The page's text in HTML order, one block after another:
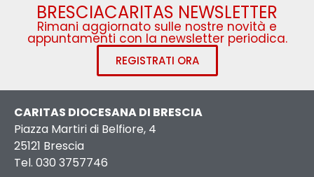
BRESCIACARITAS NEWSLETTER
Rimani aggiornato sulle nostre novità e
appuntamenti con la newsletter periodica.
REGISTRATI ORA
CARITAS DIOCESANA DI BRESCIA
Piazza Martiri di Belfiore, 4
25121 Brescia
Tel. 030 3757746